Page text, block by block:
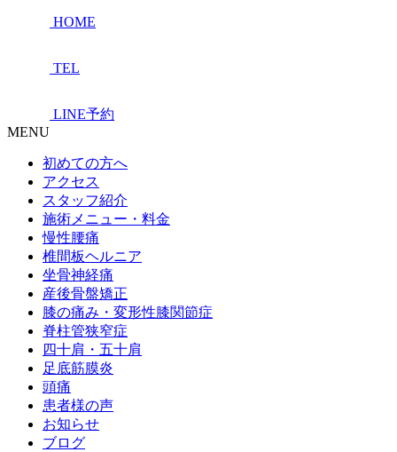
HOME
TEL
LINE予約
MENU
初めての方へ
アクセス
スタッフ紹介
施術メニュー・料金
慢性腰痛
椎間板ヘルニア
坐骨神経痛
産後骨盤矯正
膝の痛み・変形性膝関節症
脊柱管狭窄症
四十肩・五十肩
足底筋膜炎
頭痛
患者様の声
お知らせ
ブログ